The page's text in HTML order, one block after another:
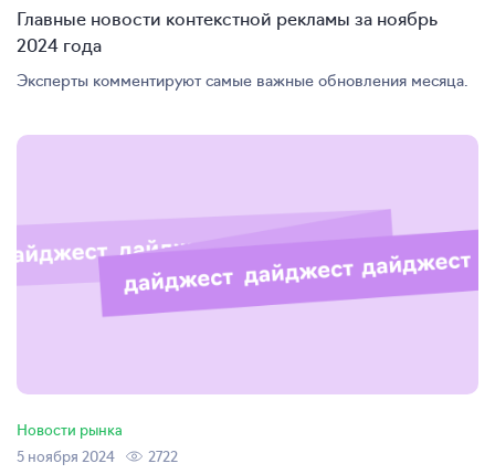
Главные новости контекстной рекламы за ноябрь
2024 года
Эксперты комментируют самые важные обновления месяца.
Новости рынка
5 ноября 2024
2722